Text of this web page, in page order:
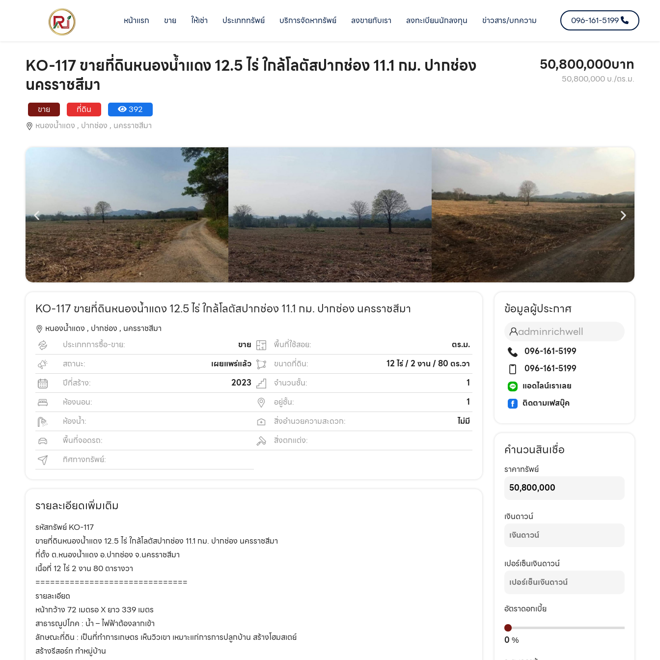
หน้าแรก ขาย ให้เช่า ประเภททรัพย์ บริการจัดหาทรัพย์ ลงขายกับเรา ลงทะเบียนนักลงทุน ข่าวสาร/บทความ 096-161-5199
KO-117 ขายที่ดินหนองน้ำแดง 12.5 ไร่ ใกล้โลตัสปากช่อง 11.1 กม. ปากช่อง
นครราชสีมา
ขาย ที่ดิน
392
หนองน้ำแดง , ปากช่อง , นครราชสีมา
50,800,000บาท
50,800,000 บ./ตร.ม.
KO-117 ขายที่ดินหนองน้ำแดง 12.5 ไร่ ใกล้โลตัสปากช่อง 11.1 กม. ปากช่อง นครราชสีมา
หนองน้ำแดง , ปากช่อง , นครราชสีมา
ประเภทการซื้อ-ขาย:
ขาย
สถานะ:
เผยแพร่แล้ว
ปีที่สร้าง:
2023
ห้องนอน:
ห้องน้ำ:
พื้นที่จอดรถ:
ทิศทางทรัพย์:
พื้นที่ใช้สอย:
ตร.ม.
ขนาดที่ดิน:
12 ไร่ / 2 งาน / 80 ตร.วา
จำนวนชั้น:
1
อยู่ชั้น:
1
สิ่งอำนวยความสะดวก:
ไม่มี
สิ่งตกแต่ง:
รายละเอียดเพิ่มเติม
รหัสทรัพย์ KO-117
ขายที่ดินหนองน้ำแดง 12.5 ไร่ ใกล้โลตัสปากช่อง 11.1 กม. ปากช่อง นครราชสีมา
ที่ตั้ง ต.หนองน้ำแดง อ.ปากช่อง จ.นครราชสีมา
เนื้อที่ 12 ไร่ 2 งาน 80 ตารางวา
===============================
รายละเอียด
หน้ากว้าง 72 เมตรอ X ยาว 339 เมตร
สาธารณูปโภค : น้ำ – ไฟฟ้าต้องลากเข้า
ลักษณะที่ดิน : เป็นที่ทำการเกษตร เห็นวิวเขา เหมาะแก่การการปลูกบ้าน สร้างโฮมสเตย์
สร้างรีสอร์ท ทำหมู่บ้าน
ข้อมูลผู้ประกาศ
adminrichwell
096-161-5199
096-161-5199
แอดไลน์เราเลย
ติดตามเฟสบุ๊ค
คำนวนสินเชื่อ
ราคาทรัพย์
เงินดาวน์
เปอร์เซ็นเงินดาวน์
อัตราดอกเบี้ย
0 %